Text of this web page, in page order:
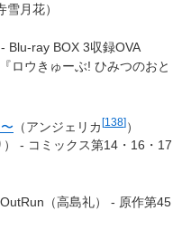
雪月花）
- Blu-ray BOX 3収録OVA
ロウきゅーぶ! ひみつのおと
（アンジェリカ[138]）
） - コミックス第14・16・17
（高島礼） - 原作第45